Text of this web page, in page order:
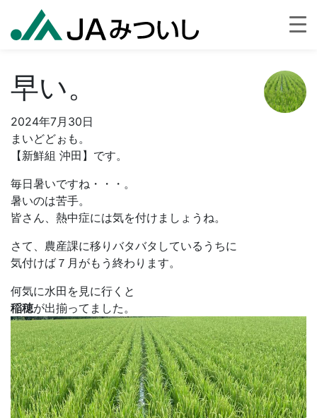
早い。
2024年7月30日
まいどどぉも。
【新鮮組 沖田】です。
毎日暑いですね・・・。
暑いのは苦手。
皆さん、熱中症には気を付けましょうね。
さて、農産課に移りバタバタしているうちに
気付けば７月がもう終わります。
何気に水田を見に行くと
稲穂が出揃ってました。